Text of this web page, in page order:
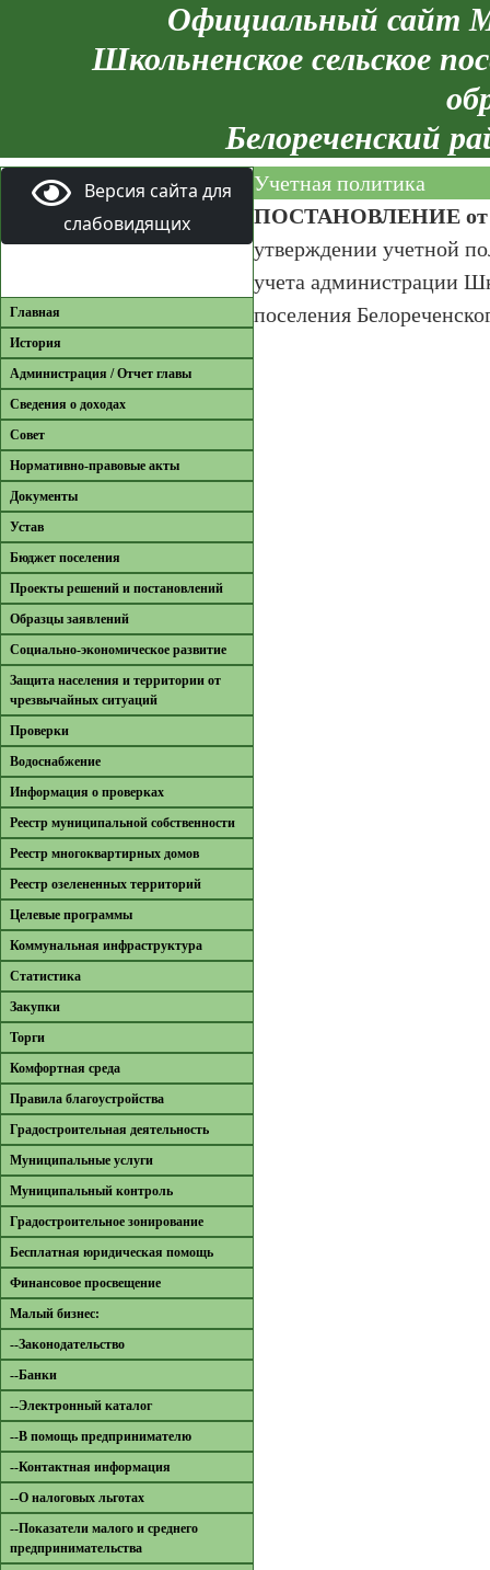
Официальный сайт
Школьненское сельское
Белореченский
Версия сайта для
слабовидящих
Главная
История
Администрация / Отчет главы
Сведения о доходах
Совет
Нормативно-правовые акты
Документы
Устав
Бюджет поселения
Проекты решений и постановлений
Образцы заявлений
Cоциально-экономическое развитие
Защита населения и территории от
чрезвычайных ситуаций
Проверки
Водоснабжение
Информация о проверках
Реестр муниципальной собственности
Реестр многоквартирных домов
Реестр озелененных территорий
Целевые программы
Коммунальная инфраструктура
Cтатистика
Закупки
Торги
Комфортная среда
Правила благоустройства
Градостроительная деятельность
Муниципальные услуги
Муниципальный контроль
Градостроительное зонирование
Бесплатная юридическая помощь
Финансовое просвещение
Малый бизнес:
--Законодательство
--Банки
--Электронный каталог
--В помощь предпринимателю
--Контактная информация
--О налоговых льготах
--Показатели малого и среднего
предпринимательства
Учетная политика
ПОСТАНОВЛЕНИЕ от
утверждении учетной
учета администрации
поселения